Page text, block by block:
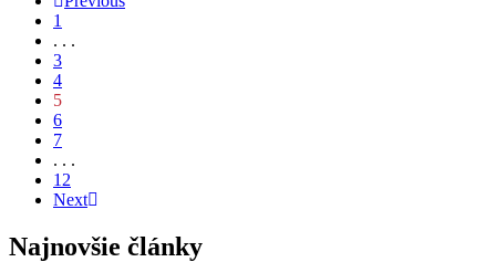
1
. . .
3
4
5
6
7
. . .
12
Next
Najnovšie články